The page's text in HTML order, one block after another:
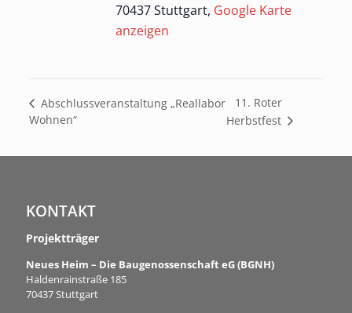
70437 Stuttgart, Google Karte
anzeigen
Abschlussveranstaltung „Reallabor
Wohnen“
11. Roter
Herbstfest
KONTAKT
Projektträger
Neues Heim – Die Baugenossenschaft eG (BGNH)
Haldenrainstraße 185
70437 Stuttgart